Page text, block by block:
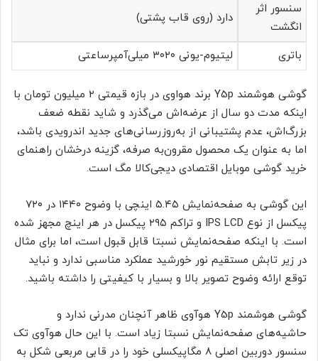
سنسور اثر
انگشت
دارد (روی قاب پشتی)
باتری لیتیوم-یونی ۳۰۲۰ میلی‌آمپرساعتی
گوشی هوشمند Y5p برند هواوی در بازه قیمتی ۲ میلیون تومان با
اینکه مدت دو سال از عرضه‌اش می‌گذرد و شاید نقطه ضعف
بزرگ‌اش، عدم پشتیبانی از به‌روزرسانی‌های جدید اندرویدی باشد،
اما به عنوان یک محصول مقرون‌به صرفه، گزینه‌ درخشان راهنمای
خرید گوشی موبایل اقتصادی دیجی‌کالا مگ است.
این گوشی به صفحه‌نمایش ۵.۴۵ اینچی با وضوح ۱۴۴۰ در ۷۲۰
پیکسل از نوع IPS LCD و تراکم ۲۹۵ پیکسل در هر اینچ مجهز شده
است. با اینکه صفحه‌نمایش نسبتا قابل قبول است، اما برای مثال
در زیر تابش مستقیم نور خورشید عملکرد مناسبی ندارد و نباید
توقع ارائه وضوح تصویر بالا و بسیار با‌ کیفیتی را داشته باشید.
گوشی هوشمند Y5p هوآوی ظاهر آنچنان مدرنی ندارد و
حاشیه‌های صفحه‌نمایش نسبتا زیاد است. با این حال هوآوی تک
سنسور دوربین اصلی ۸ مگاپیکسلی خود را در قابی مربعی شکل به